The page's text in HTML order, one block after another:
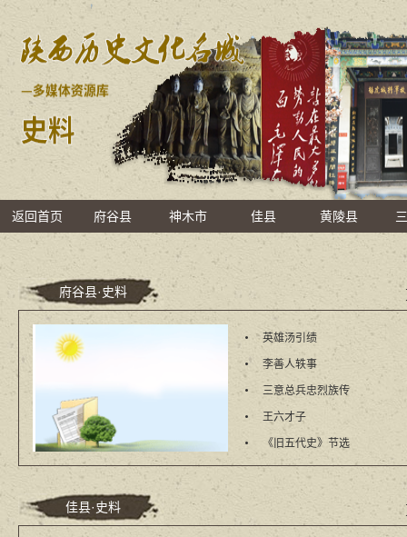
返回首页 府谷县 神木市 佳县 黄陵县
府谷县·史料
英雄汤引绩
李善人轶事
三意总兵忠烈族传
王六才子
《旧五代史》节选
佳县·史料